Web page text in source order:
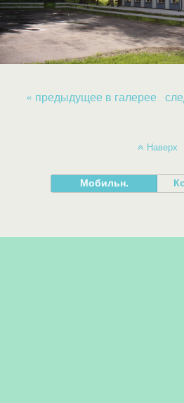
« предыдущее в галерее
Наверх
Мобильн.